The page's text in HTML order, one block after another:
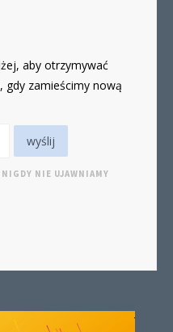
aby otrzymywać
gdy zamieścimy nową
NIE UJAWNIAMY